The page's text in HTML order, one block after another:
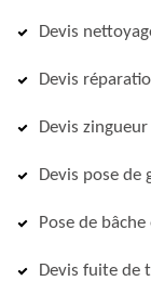
Devis
Devis
Devis
Devis pose
Pose de
Devis fuite de